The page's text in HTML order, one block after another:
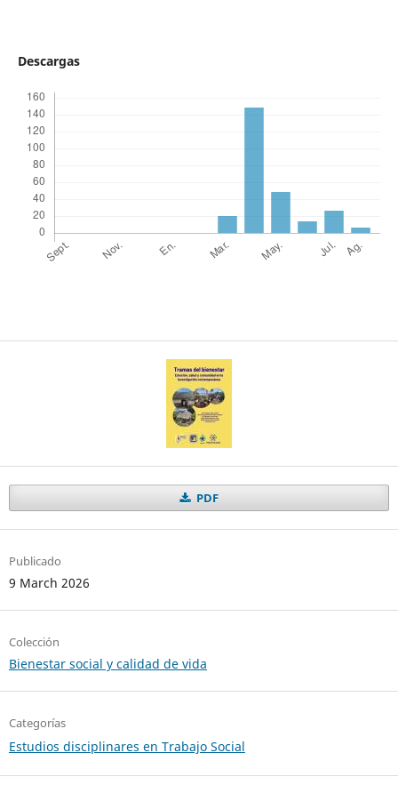
Descargas
PDF
Publicado
9 March 2026
Colección
Bienestar social y calidad de vida
Categorías
Estudios disciplinares en Trabajo Social